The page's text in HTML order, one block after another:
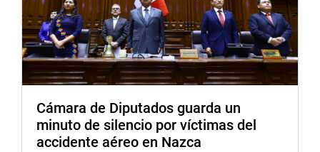
Cámara de Diputados guarda un
minuto de silencio por víctimas del
accidente aéreo en Nazca